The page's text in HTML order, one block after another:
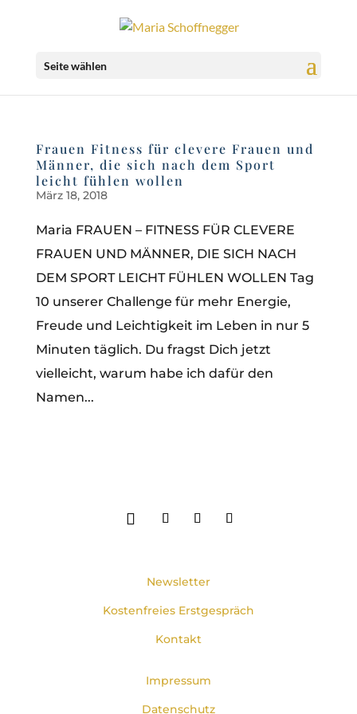
Seite wählen
Frauen Fitness für clevere Frauen und
Männer, die sich nach dem Sport
leicht fühlen wollen
März 18, 2018
Maria FRAUEN – FITNESS FÜR CLEVERE
FRAUEN UND MÄNNER, DIE SICH NACH
DEM SPORT LEICHT FÜHLEN WOLLEN Tag
10 unserer Challenge für mehr Energie,
Freude und Leichtigkeit im Leben in nur 5
Minuten täglich. Du fragst Dich jetzt
vielleicht, warum habe ich dafür den
Namen...
Newsletter
Kostenfreies Erstgespräch
Kontakt
Impressum
Datenschutz